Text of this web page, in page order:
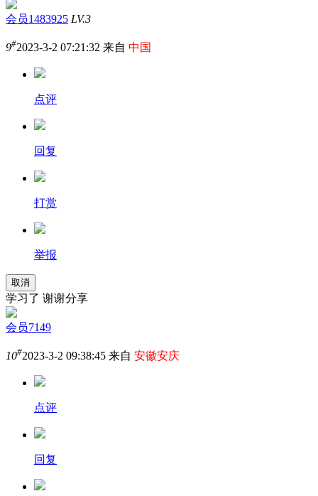
会员1483925 LV.3
9#2023-3-2 07:21:32 来自 中国
点评
回复
打赏
举报
取消
学习了 谢谢分享
会员7149
10#2023-3-2 09:38:45 来自 安徽安庆
点评
回复